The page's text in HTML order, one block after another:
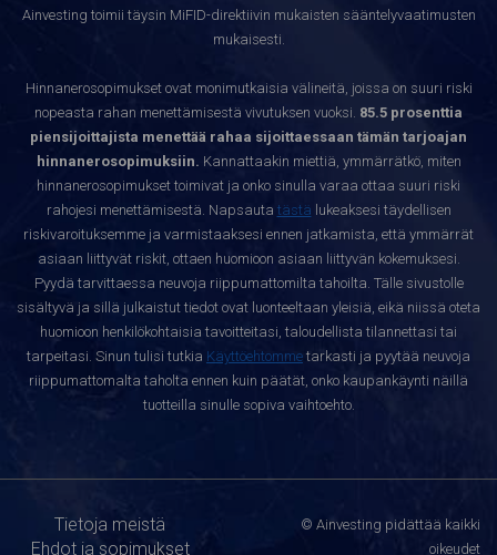
Ainvesting toimii täysin MiFID-direktiivin mukaisten sääntelyvaatimusten
mukaisesti.
Hinnanerosopimukset ovat monimutkaisia välineitä, joissa on suuri riski
nopeasta rahan menettämisestä vivutuksen vuoksi. 85.5 prosenttia
piensijoittajista menettää rahaa sijoittaessaan tämän tarjoajan
hinnanerosopimuksiin. Kannattaakin miettiä, ymmärrätkö, miten
hinnanerosopimukset toimivat ja onko sinulla varaa ottaa suuri riski
rahojesi menettämisestä. Napsauta tästä lukeaksesi täydellisen
riskivaroituksemme ja varmistaaksesi ennen jatkamista, että ymmärrät
asiaan liittyvät riskit, ottaen huomioon asiaan liittyvän kokemuksesi.
Pyydä tarvittaessa neuvoja riippumattomilta tahoilta. Tälle sivustolle
sisältyvä ja sillä julkaistut tiedot ovat luonteeltaan yleisiä, eikä niissä oteta
huomioon henkilökohtaisia tavoitteitasi, taloudellista tilannettasi tai
tarpeitasi. Sinun tulisi tutkia Käyttöehtomme tarkasti ja pyytää neuvoja
riippumattomalta taholta ennen kuin päätät, onko kaupankäynti näillä
tuotteilla sinulle sopiva vaihtoehto.
Tietoja meistä
Ehdot ja sopimukset
© Ainvesting pidättää kaikki
oikeudet